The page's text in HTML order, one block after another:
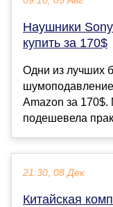
Наушники
купить за 170$
Одни из лучших
Amazon за
подешевела
21:30, 08 Дек
Китайская